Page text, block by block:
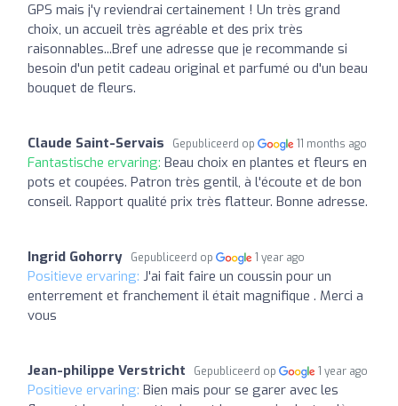
GPS mais j'y reviendrai certainement ! Un très grand
choix, un accueil très agréable et des prix très
raisonnables...Bref une adresse que je recommande si
besoin d'un petit cadeau original et parfumé ou d'un beau
bouquet de fleurs.
Claude Saint-Servais Gepubliceerd op 11 months ago
Fantastische ervaring: Beau choix en plantes et fleurs en
pots et coupées. Patron très gentil, à l'écoute et de bon
conseil. Rapport qualité prix très flatteur. Bonne adresse.
Ingrid Gohorry Gepubliceerd op 1 year ago
Positieve ervaring: J'ai fait faire un coussin pour un
enterrement et franchement il était magnifique . Merci a
vous
Jean-philippe Verstricht Gepubliceerd op 1 year ago
Positieve ervaring: Bien mais pour se garer avec les